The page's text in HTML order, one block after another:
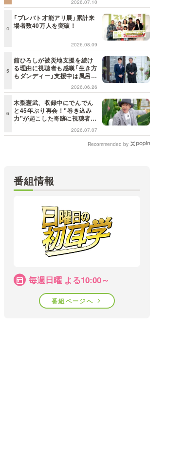
＜日曜日の初耳学＞ 2026.07.10
「プレバト才能アリ展」累計来
場者数40万人を突破！
2026.08.09
舘ひろしが被災地支援を続け
る理由に視聴者も感嘆「生き方
もダンディー」支援中は風呂に
も入らず寝袋で寝泊まり【日曜
日の初耳学】
2026.06.26
木梨憲武、収録中にでんでん
と45年ぶり再会！"巻き込み
力"が起こした奇跡に視聴者も
興奮「これがテレビの面白さだ
よね！」＜日曜日の初耳学＞
2026.07.07
Recommended by
番組情報
毎週日曜 よる10:00～
番組ページへ